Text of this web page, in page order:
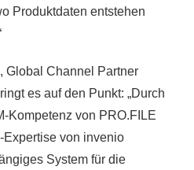
Produktdaten entstehen
Global Channel Partner
es auf den Punkt: „Durch
Kompetenz von PRO.FILE
Expertise von invenio
System für die